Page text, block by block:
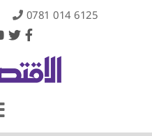
0781 014 6125